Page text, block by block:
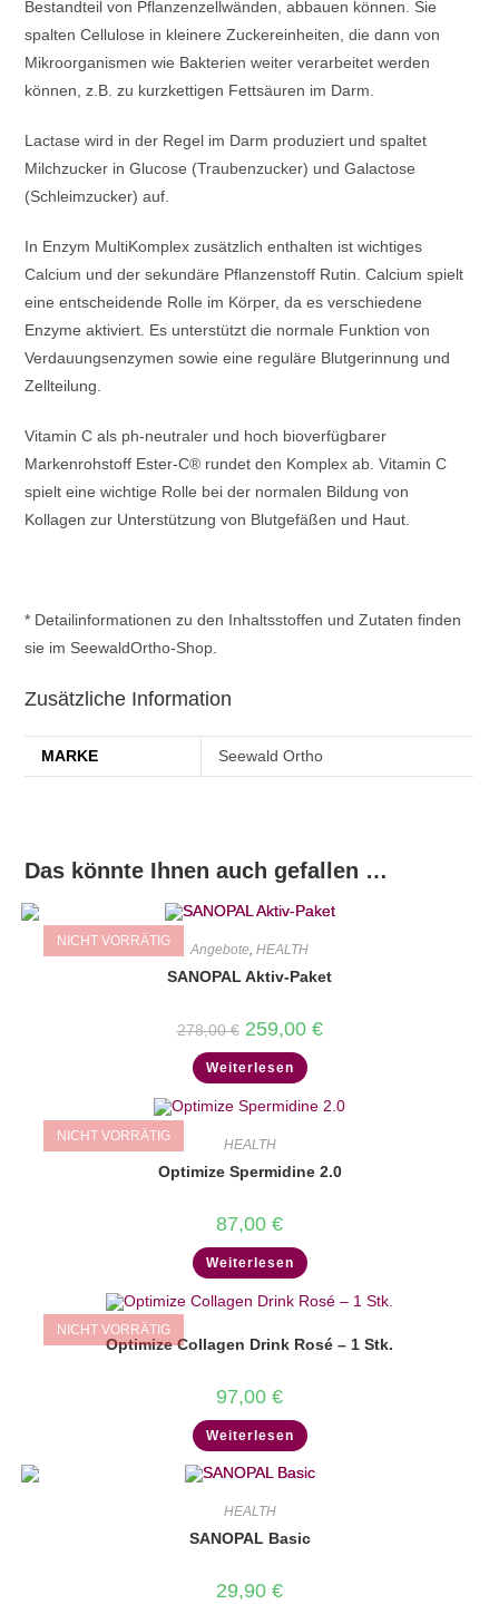
Bestandteil von Pflanzenzellwänden, abbauen können. Sie
spalten Cellulose in kleinere Zuckereinheiten, die dann von
Mikroorganismen wie Bakterien weiter verarbeitet werden
können, z.B. zu kurzkettigen Fettsäuren im Darm.
Lactase wird in der Regel im Darm produziert und spaltet
Milchzucker in Glucose (Traubenzucker) und Galactose
(Schleimzucker) auf.
In Enzym MultiKomplex zusätzlich enthalten ist wichtiges
Calcium und der sekundäre Pflanzenstoff Rutin. Calcium spielt
eine entscheidende Rolle im Körper, da es verschiedene
Enzyme aktiviert. Es unterstützt die normale Funktion von
Verdauungsenzymen sowie eine reguläre Blutgerinnung und
Zellteilung.
Vitamin C als ph-neutraler und hoch bioverfügbarer
Markenrohstoff Ester-C® rundet den Komplex ab. Vitamin C
spielt eine wichtige Rolle bei der normalen Bildung von
Kollagen zur Unterstützung von Blutgefäßen und Haut.
* Detailinformationen zu den Inhaltsstoffen und Zutaten finden
sie im SeewaldOrtho-Shop.
Zusätzliche Information
MARKE Seewald Ortho
Das könnte Ihnen auch gefallen …
NICHT VORRÄTIG
Angebote, HEALTH
SANOPAL Aktiv-Paket
278,00€ Ursprünglicher
Preis
war:
278,00 €
259,00 €Aktueller
Preis
Weiterlesen
NICHT VORRÄTIG
HEALTH
Optimize Spermidine 2.0
87,00 €
Weiterlesen
NICHT VORRÄTIG
Optimize Collagen Drink Rosé – 1 Stk.
97,00 €
Weiterlesen
HEALTH
SANOPAL Basic
29,90 €